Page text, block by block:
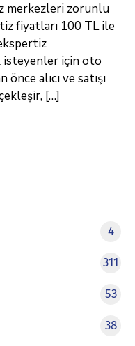
merkezleri zorunlu
fiyatları 100 TL ile
isteyenler için oto
alıcı ve satışı
[…]
4
311
53
38